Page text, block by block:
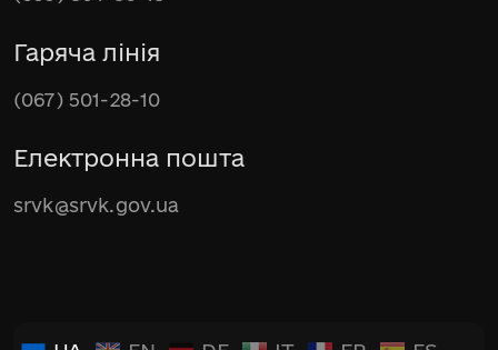
Гаряча лінія
(067) 501-28-10
Електронна пошта
srvk@srvk.gov.ua